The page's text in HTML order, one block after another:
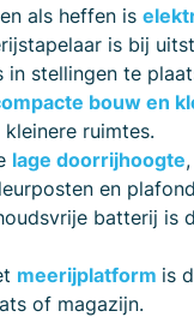
als heffen is
is bij
in stellingen te
bouw en
ruimtes.
lage doorrijhoogte
en
batterij is
meerijplatform is
of magazijn.